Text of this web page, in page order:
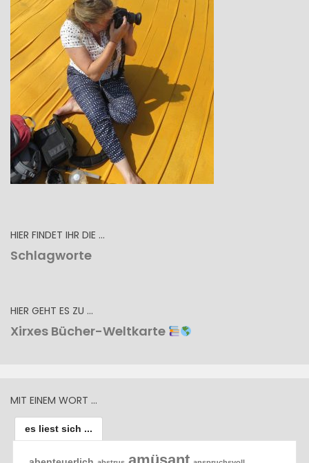
HIER FINDET IHR DIE …
Schlagworte
HIER GEHT ES ZU …
Xirxes Bücher-Weltkarte
MIT EINEM WORT …
es liest sich ...